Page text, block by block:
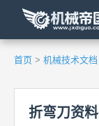
首页 > 机械技术文档
折弯刀资